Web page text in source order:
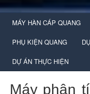
MÁY HÀN CÁP QUANG
PHỤ KIỆN QUANG
DỰ ÁN THỰC HIỆN
Máy phân